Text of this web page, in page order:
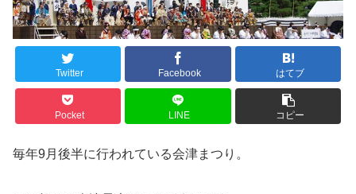
Twitter Facebook はてブ
Pocket LINE コピー
毎年9月後半に行われている会津まつり。